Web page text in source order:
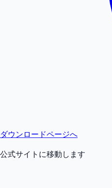
ダウンロードページへ
公式サイトに移動します